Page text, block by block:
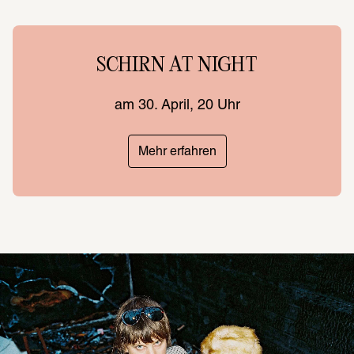
SCHIRN AT NIGHT
am 30. April, 20 Uhr
Mehr erfahren